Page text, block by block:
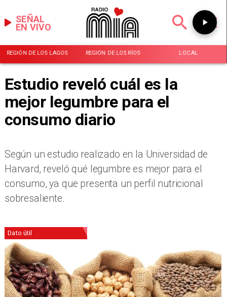
EN VIVO
SEÑAL
REGIÓN DE LOS LAGOS REGIÓN DE LOS RÍOS LOCAL
Estudio reveló cuál es la
mejor legumbre para el
consumo diario
Según un estudio realizado en la Universidad de
Harvard, reveló qué legumbre es mejor para el
consumo, ya que presenta un perfil nutricional
sobresaliente.
Dato útil